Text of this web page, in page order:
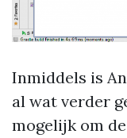
Inmiddels is
al wat verder
mogelijk om